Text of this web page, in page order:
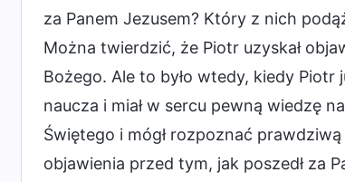
za Panem Jezusem? Który z nich
Można twierdzić, że Piotr uzyskał
Bożego. Ale to było wtedy, kiedy Piotr
naucza i miał w sercu pewną wiedzę
Świętego i mógł rozpoznać
objawienia przed tym, jak poszedł za